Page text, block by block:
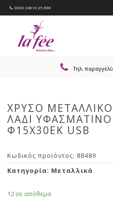
0030 24610 25 800
Τηλ.
ΧΡΥΣΟ
ΛΑΔΙ
Φ15Χ30ΕΚ USB
Κωδικός προϊόντος: 88489
Κατηγορία: Μεταλλικά
12 σε απόθεμα